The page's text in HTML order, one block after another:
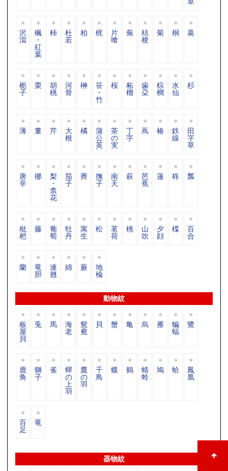
沢
瀉
楓
・
紅
葉
柿 杜
若
柏 梶 片
喰
蕪 桔
梗
菊 桐 葛
栀
子
栗 胡
桃
河
骨
榊 笹
・
竹
桜 柘
榴
歯
朶
棕
櫚
水
仙
杉
薄 董 芹 大
根
橘 蒲
公
英
茶
の
実
丁
字
蔦 椿 鉄
線
田
字
草
唐
辛
梛 梨
・
柰
花
茄
子
薺 撫
子
南
天
萩 芭
蕉
蓮 柊 瓢
枇
杷
藤 葡
萄
牡
丹
寓
生
松 茗
荷
桃 山
吹
夕
顔
楪 百
合
蘭 竜
胆
連
翹
綿 蕨 地
楡
動物紋
板
屋
貝
兎 馬 海
老
鴛
鴦
貝 蟹 亀 烏 雁 蝙
蝠
鷺
鹿
角
獅
子
雀 蟬
の
上
羽
鷹
の
羽
千
鳥
蝶 鶴 蜻
蛉
鳩 蛤 鳳
凰
百
足
竜
器物紋